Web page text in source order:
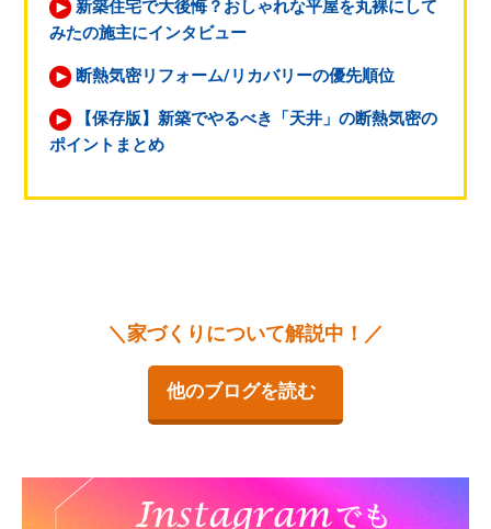
新築住宅で大後悔？おしゃれな平屋を丸裸にして
みたの施主にインタビュー
断熱気密リフォーム/リカバリーの優先順位
【保存版】新築でやるべき「天井」の断熱気密の
ポイントまとめ
＼家づくりについて解説中！／
他のブログを読む